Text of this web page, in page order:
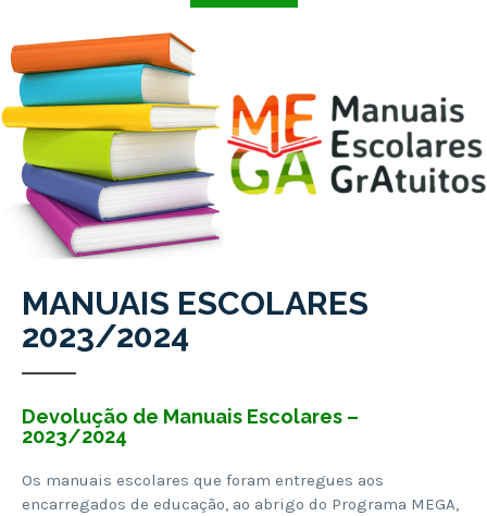
MANUAIS ESCOLARES
2023/2024
Devolução de Manuais Escolares –
2023/2024
Os manuais escolares que foram entregues aos
encarregados de educação, ao abrigo do Programa MEGA,